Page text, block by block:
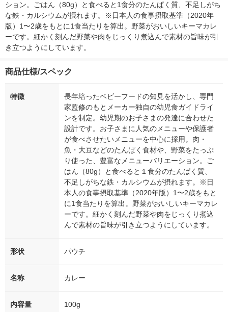
ション。ごはん（80g）と食べると1食分のたんぱく質、不足しがち
な鉄・カルシウムが摂れます。※日本人の食事摂取基準（2020年
版）1〜2歳をもとに1食当たりを算出。野菜がおいしいキーマカレ
ーです。細かく刻んだ野菜や肉をじっくり煮込んで素材の旨味が引
き立つようにしています。
商品仕様/スペック
特徴
長年培ったベビーフードの知見を活かし、専門
家監修のもとメーカー独自の幼児食ガイドライ
ンを制定。幼児期のお子さまの発達に合わせた
設計です。お子さまに人気のメニューや保護者
が食べさせたいメニューを中心に採用。肉・
魚・大豆などのたんぱく食材や、野菜をたっぷ
り使った、豊富なメニューバリエーション。ご
はん（80g）と食べると１食分のたんぱく質、
不足しがちな鉄・カルシウムが摂れます。※日
本人の食事摂取基準（2020年版）1〜2歳をもと
に1食当たりを算出。野菜がおいしいキーマカレ
ーです。細かく刻んだ野菜や肉をじっくり煮込
んで素材の旨味が引き立つようにしています。
形状 パウチ
名称 カレー
内容量 100g